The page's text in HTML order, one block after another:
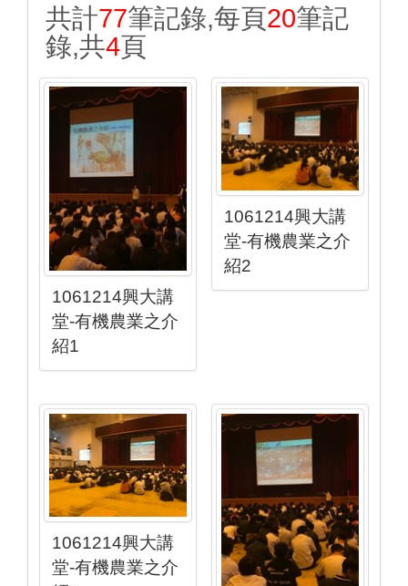
共計77筆記錄,每頁20筆記
錄,共4頁
1061214興大講
堂-有機農業之介
紹1
1061214興大講
堂-有機農業之介
紹2
1061214興大講
堂-有機農業之介